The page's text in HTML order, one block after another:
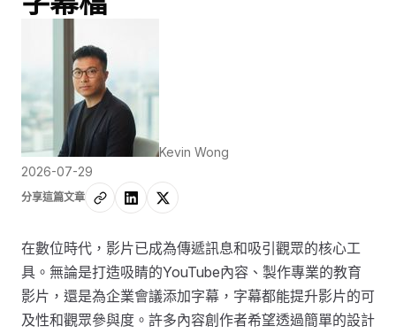
Kevin Wong
2026-07-29
分享這篇文章
在數位時代，影片已成為傳遞訊息和吸引觀眾的核心工
具。無論是打造吸睛的YouTube內容、製作專業的教育
影片，還是為企業會議添加字幕，字幕都能提升影片的可
及性和觀眾參與度。許多內容創作者希望透過簡單的設計